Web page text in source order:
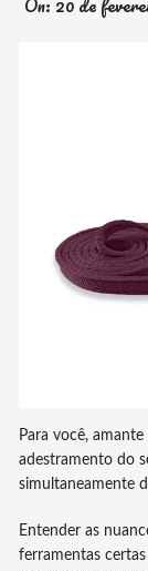
Para você,
adestramento do
simultaneamente
Entender as
ferramentas